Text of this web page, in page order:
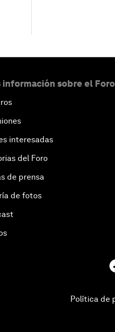
información sobre el Foro
interesadas
del Foro
de prensa
de fotos
Política de